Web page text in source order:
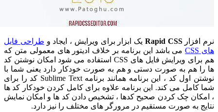
Rapid CSSیک ابزار برای ویرایش ، ایجاد وطراحی فایل
می باشد این برنامه بر خلاف ادیتور های معمولی متن که
هم برای ویرایش فایل های CSS استفاده می شود امکان نوشتن کد
به صورت دستی و هم به صورت خودکار دارد یعنی شما با
نوشتن اول کد ، این برنامه همانند برنامه Sublime Text کد را برای
می کند. این برنامه علاوه برای کامل کردن خودکار کد ها
کردن صحیح کدها ، تشخیص دادن کد ها و امکان نمایش
صورت مستقیم در مرورگر های مختلف را نیز دارد.